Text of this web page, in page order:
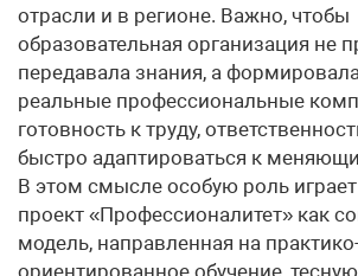
отрасли и в регионе. Важно, чтобы
образовательная организация не
передавала знания, а
реальные профессиональные
готовность к труду,
быстро адаптироваться к
В этом смысле особую роль
проект «Профессионалитет» как
модель, направленная на
ориентированное обучение,